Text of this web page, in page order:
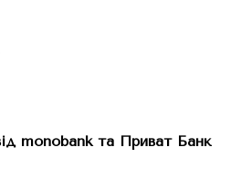
monobank та Приват Банк